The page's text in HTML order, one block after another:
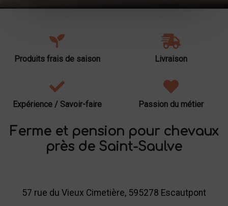
Produits frais de saison Livraison
Expérience / Savoir-faire Passion du métier
Ferme et pension pour chevaux
près de Saint-Saulve
57 rue du Vieux Cimetière, 595278 Escautpont